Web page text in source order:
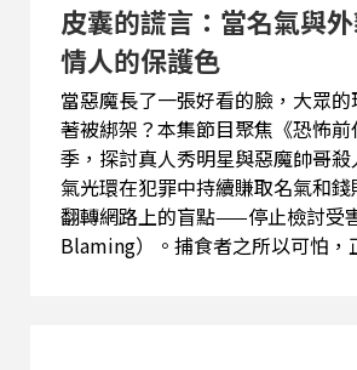
皮囊的謊言：當名氣與
情人的保護色
當惡魔長了一張好看的臉，大眾
著被綁架？本集節目聚焦《恐怖
季，探討真人秀明星與惡魔帥哥
氣光環在犯罪中持續賺取名氣和錢財。 本集
翻轉網路上的盲點——停止檢討受
Blaming）。捕食者之所以可怕，